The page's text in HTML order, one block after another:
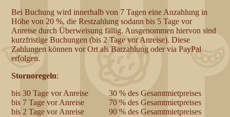
Bei Buchung wird innerhalb von 7 Tagen eine Anzahlung in
Höhe von 20 %, die Restzahlung sodann bis 5 Tage vor
Anreise durch Überweisung fällig. Ausgenommen hiervon sind
kurzfristige Buchungen (bis 2 Tage vor Anreise). Diese
Zahlungen können vor Ort als Barzahlung oder via PayPal
erfolgen.
Stornoregeln:
bis 30 Tage vor Anreise 30 % des Gesamtmietpreises
bis 7 Tage vor Anreise 70 % des Gesamtmietpreises
bis 2 Tage vor Anreise 90 % des Gesamtmietpreises